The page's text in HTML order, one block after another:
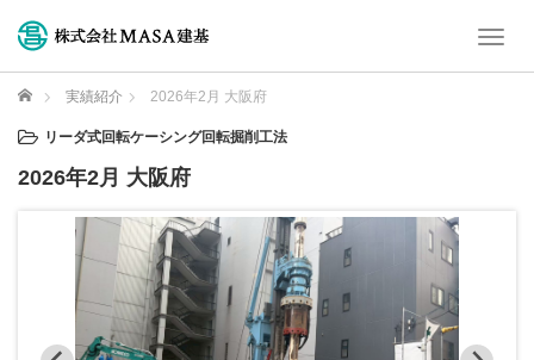
T
i
ホーム 実績紹介 2026年2月 大阪府
リーダ式回転ケーシング回転掘削工法
2026年2月 大阪府